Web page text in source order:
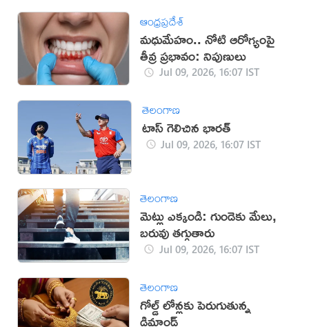
ఆంధ్రప్రదేశ్
మధుమేహం.. నోటి ఆరోగ్యంపై
తీవ్ర ప్రభావం: నిపుణులు
Jul 09, 2026, 16:07 IST
తెలంగాణ
టాస్ గెలిచిన భారత్
Jul 09, 2026, 16:07 IST
తెలంగాణ
మెట్లు ఎక్కండి: గుండెకు మేలు,
బరువు తగ్గుతారు
Jul 09, 2026, 16:07 IST
తెలంగాణ
గోల్డ్ లోన్లకు పెరుగుతున్న
డిమాండ్